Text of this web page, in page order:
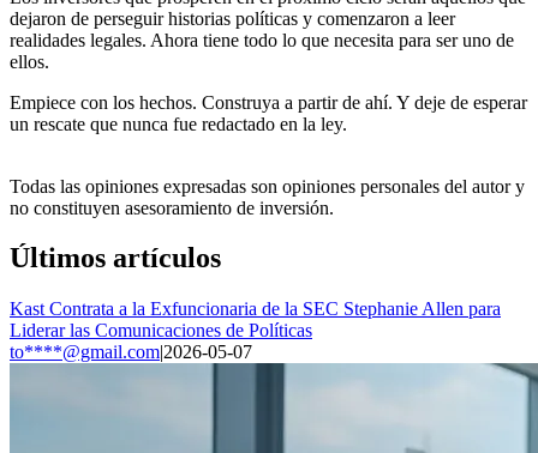
dejaron de perseguir historias políticas y comenzaron a leer
realidades legales. Ahora tiene todo lo que necesita para ser uno de
ellos.
Empiece con los hechos. Construya a partir de ahí. Y deje de esperar
un rescate que nunca fue redactado en la ley.
Todas las opiniones expresadas son opiniones personales del autor y
no constituyen asesoramiento de inversión.
Últimos artículos
Kast Contrata a la Exfuncionaria de la SEC Stephanie Allen para
Liderar las Comunicaciones de Políticas
to****@gmail.com|2026-05-07